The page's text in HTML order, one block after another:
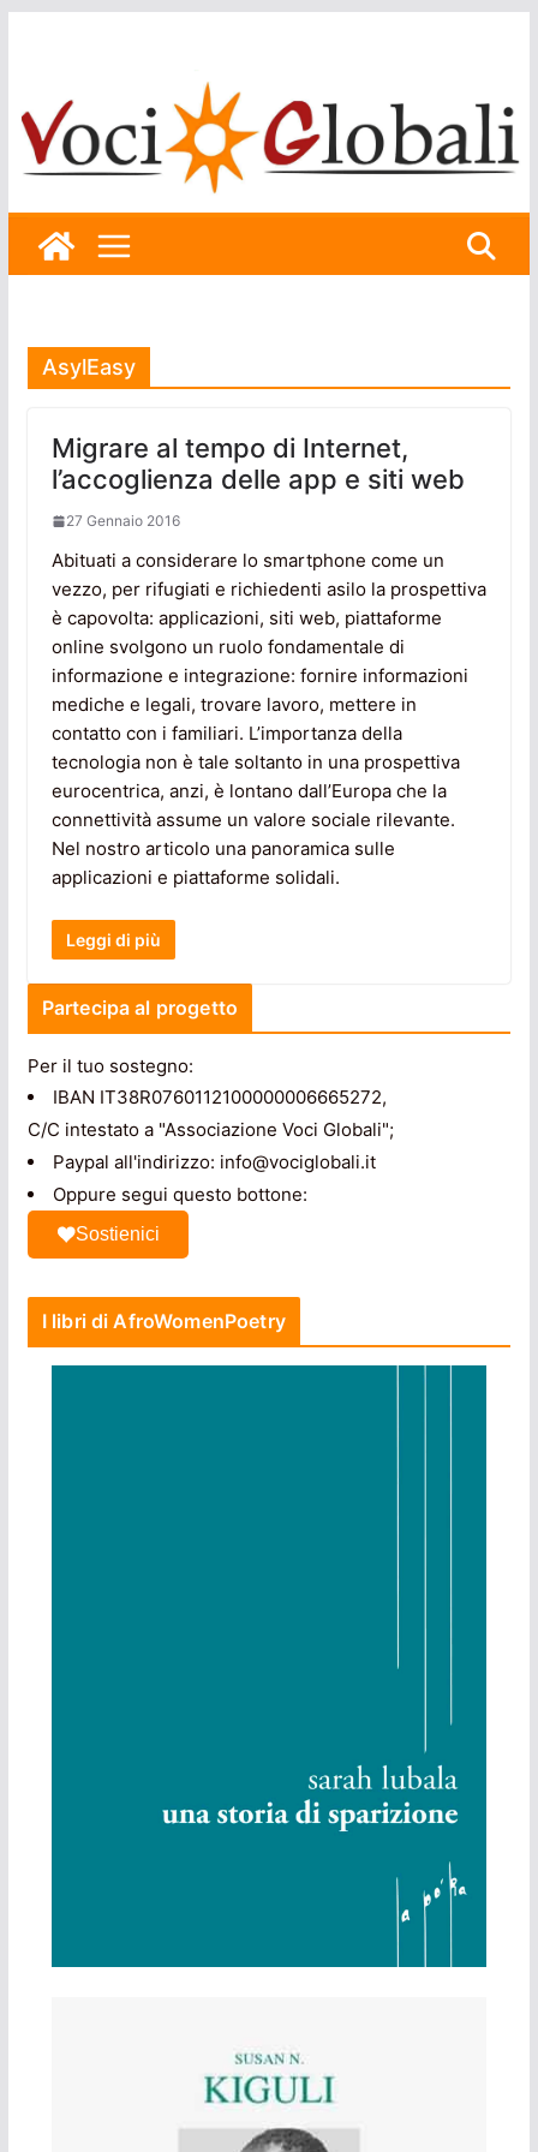
AsylEasy
Migrare al tempo di Internet,
l’accoglienza delle app e siti web
27 Gennaio 2016
Abituati a considerare lo smartphone come un
vezzo, per rifugiati e richiedenti asilo la prospettiva
è capovolta: applicazioni, siti web, piattaforme
online svolgono un ruolo fondamentale di
informazione e integrazione: fornire informazioni
mediche e legali, trovare lavoro, mettere in
contatto con i familiari. L’importanza della
tecnologia non è tale soltanto in una prospettiva
eurocentrica, anzi, è lontano dall’Europa che la
connettività assume un valore sociale rilevante.
Nel nostro articolo una panoramica sulle
applicazioni e piattaforme solidali.
Leggi di più
Partecipa al progetto
Per il tuo sostegno:
IBAN IT38R0760112100000006665272,
C/C intestato a "Associazione Voci Globali";
Paypal all'indirizzo: info@vociglobali.it
Oppure segui questo bottone:
Sostienici
I libri di AfroWomenPoetry